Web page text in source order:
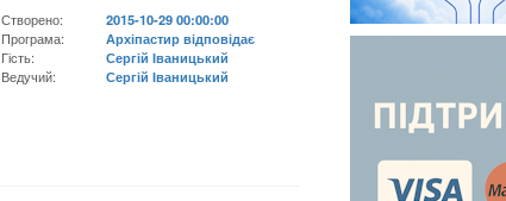
Створено:
2015-10-29 00:00:00
Програма:
Архіпастир відповідає
Гість:
Сергій Іваницький
Ведучий:
Сергій Іваницький